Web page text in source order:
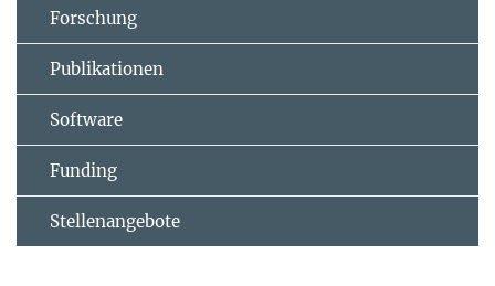
Forschung
Publikationen
Software
Funding
Stellenangebote